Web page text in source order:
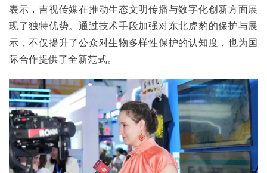
表示，吉视传媒在推动生态文明传播与数字化创新方面展
现了独特优势。通过技术手段加强对东北虎豹的保护与展
示，不仅提升了公众对生物多样性保护的认知度，也为国
际合作提供了全新范式。